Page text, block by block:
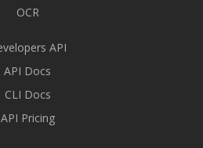
OCR
API
API Docs
CLI Docs
API Pricing